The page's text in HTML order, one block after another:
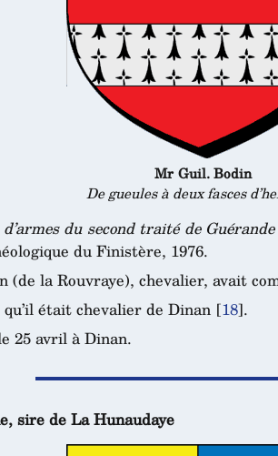
Mr Guil. Bodin
De gueules à deux fasces
du second traité de
du Finistère, 1976.
(de la Rouvraye), chevalier, avait
était chevalier de Dinan [18].
25 avril à Dinan.
sire de La Hunaudaye